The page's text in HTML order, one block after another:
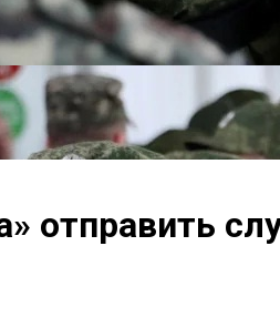
отправить